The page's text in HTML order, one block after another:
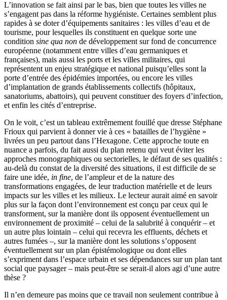
L’innovation se fait ainsi par le bas, bien que toutes les villes ne
s’engagent pas dans la réforme hygiéniste. Certaines semblent plus
rapides à se doter d’équipements sanitaires : les villes d’eau et de
tourisme, pour lesquelles ils constituent en quelque sorte une
condition sine qua non de développement sur fond de concurrence
européenne (notamment entre villes d’eau germaniques et
françaises), mais aussi les ports et les villes militaires, qui
représentent un enjeu stratégique et national puisqu’elles sont la
porte d’entrée des épidémies importées, ou encore les villes
d’implantation de grands établissements collectifs (hôpitaux,
sanatoriums, abattoirs), qui peuvent constituer des foyers d’infection,
et enfin les cités d’entreprise.
On le voit, c’est un tableau extrêmement fouillé que dresse Stéphane
Frioux qui parvient à donner vie à ces « batailles de l’hygiène »
livrées un peu partout dans l’Hexagone. Cette approche toute en
nuance a parfois, du fait aussi du plan retenu qui veut éviter les
approches monographiques ou sectorielles, le défaut de ses qualités :
au-delà du constat de la diversité des situations, il est difficile de se
faire une idée, in fine, de l’ampleur et de la nature des
transformations engagées, de leur traduction matérielle et de leurs
impacts sur les villes et les milieux. Le lecteur aurait aimé en savoir
plus sur la façon dont l’environnement est conçu par ceux qui le
transforment, sur la manière dont ils opposent éventuellement un
environnement de proximité – celui de la salubrité à conquérir – et
un autre plus lointain – celui qui recevra les effluents, déchets et
autres fumées –, sur la manière dont les solutions s’opposent
éventuellement sur un plan épistémologique ou dont elles
s’expriment dans l’espace urbain et ses dépendances sur un plan tant
social que paysager – mais peut-être se serait-il alors agi d’une autre
thèse ?
Il n’en demeure pas moins que ce travail non seulement contribue à